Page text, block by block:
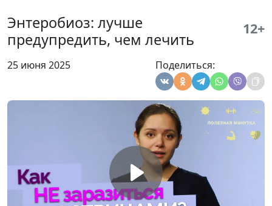
Энтеробиоз: лучше
предупредить, чем лечить
12+
25 июня 2025 Поделиться:
предпочтений.
Железодефицит
Глютен:
Юлианна Забелина, врач-
педиатр, нутрициолог
Юлианна Забелина, врач-
педиатр, нутрициолог
#251
Изжога: лечить
или терпеть?
Юлианна Забелина, врач-
педиатр, нутрициолог